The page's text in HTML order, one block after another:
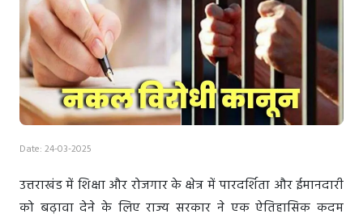
Date: 24-03-2025
उत्तराखंड में शिक्षा और रोजगार के क्षेत्र में पारदर्शिता और ईमानदारी
को बढ़ावा देने के लिए राज्य सरकार ने एक ऐतिहासिक कदम